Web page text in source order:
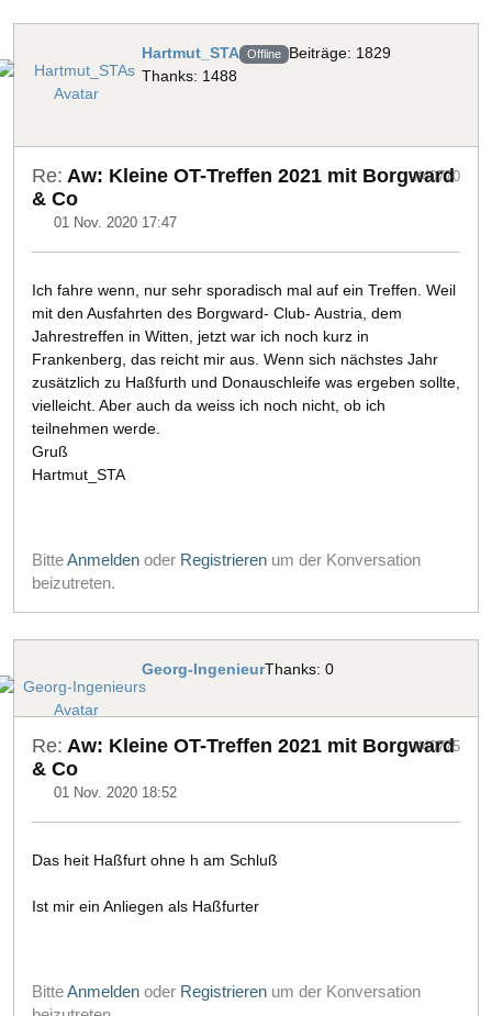
Hartmut_STA Offline Beiträge: 1829
Thanks: 1488
Re: Aw: Kleine OT-Treffen 2021 mit Borgward
& Co
01 Nov. 2020 17:47
#40770
Ich fahre wenn, nur sehr sporadisch mal auf ein Treffen. Weil
mit den Ausfahrten des Borgward- Club- Austria, dem
Jahrestreffen in Witten, jetzt war ich noch kurz in
Frankenberg, das reicht mir aus. Wenn sich nächstes Jahr
zusätzlich zu Haßfurth und Donauschleife was ergeben sollte,
vielleicht. Aber auch da weiss ich noch nicht, ob ich
teilnehmen werde.
Gruß
Hartmut_STA
BitteAnmelden oder Registrieren um der Konversation
beizutreten.
Georg-IngenieurThanks: 0
Re: Aw: Kleine OT-Treffen 2021 mit Borgward
& Co
01 Nov. 2020 18:52
#40775
Das heit Haßfurt ohne h am Schluß
Ist mir ein Anliegen als Haßfurter
BitteAnmelden oder Registrieren um der Konversation